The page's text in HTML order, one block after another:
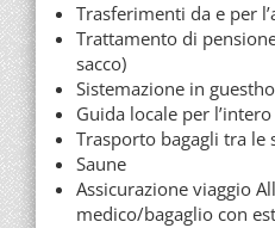
Trasferimenti da e per
Trattamento di
sacco)
Sistemazione in
Guida locale per
Trasporto bagagli tra le
Saune
Assicurazione viaggio
medico/bagaglio con